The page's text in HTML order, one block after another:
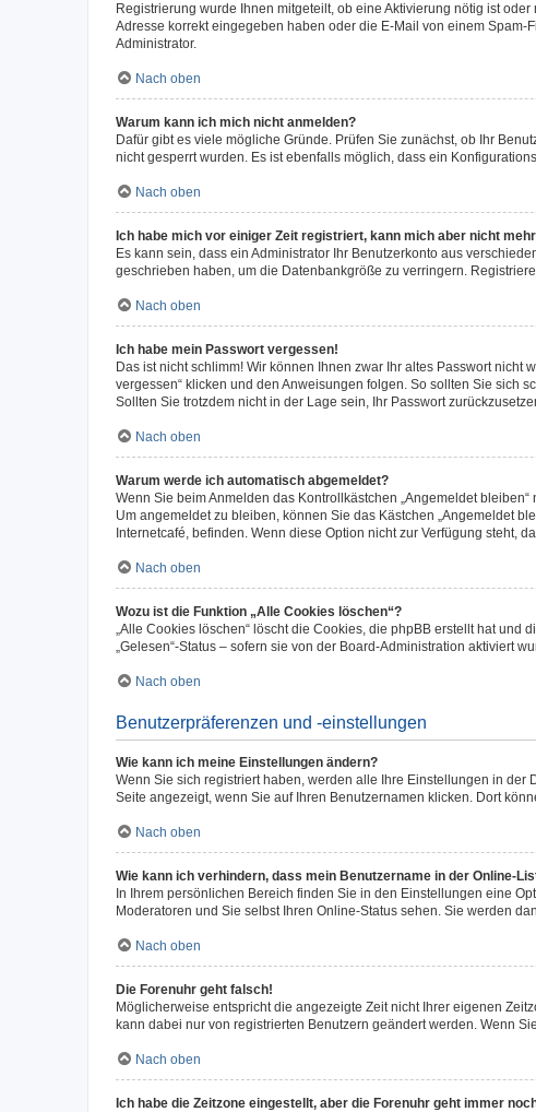
Registrierung wurde Ihnen mitgeteilt, ob eine Aktivierung nötig ist
Adresse korrekt eingegeben haben oder die E-Mail von einem
Administrator.
Nach oben
Warum kann ich mich nicht anmelden?
Dafür gibt es viele mögliche Gründe. Prüfen Sie zunächst, ob Ihr
nicht gesperrt wurden. Es ist ebenfalls möglich, dass ein
Nach oben
Ich habe mich vor einiger Zeit registriert, kann mich aber nicht
Es kann sein, dass ein Administrator Ihr Benutzerkonto aus
geschrieben haben, um die Datenbankgröße zu verringern.
Nach oben
Ich habe mein Passwort vergessen!
Das ist nicht schlimm! Wir können Ihnen zwar Ihr altes Passwort
vergessen“ klicken und den Anweisungen folgen. So sollten Sie sich
Sollten Sie trotzdem nicht in der Lage sein, Ihr Passwort
Nach oben
Warum werde ich automatisch abgemeldet?
Wenn Sie beim Anmelden das Kontrollkästchen „Angemeldet
Um angemeldet zu bleiben, können Sie das Kästchen „Angemeldet
Internetcafé, befinden. Wenn diese Option nicht zur Verfügung steht,
Nach oben
Wozu ist die Funktion „Alle Cookies löschen“?
„Alle Cookies löschen“ löscht die Cookies, die phpBB erstellt hat
„Gelesen“-Status – sofern sie von der Board-Administration aktiviert
Nach oben
Benutzerpräferenzen und -einstellungen
Wie kann ich meine Einstellungen ändern?
Wenn Sie sich registriert haben, werden alle Ihre Einstellungen in der
Seite angezeigt, wenn Sie auf Ihren Benutzernamen klicken. Dort
Nach oben
Wie kann ich verhindern, dass mein Benutzername in der Online-
In Ihrem persönlichen Bereich finden Sie in den Einstellungen eine
Moderatoren und Sie selbst Ihren Online-Status sehen. Sie werden
Nach oben
Die Forenuhr geht falsch!
Möglicherweise entspricht die angezeigte Zeit nicht Ihrer eigenen
kann dabei nur von registrierten Benutzern geändert werden. Wenn
Nach oben
Ich habe die Zeitzone eingestellt, aber die Forenuhr geht immer